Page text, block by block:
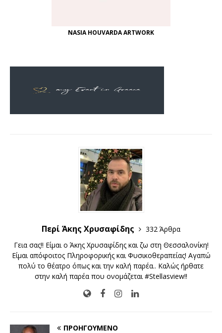
NASIA HOUVARDA ARTWORK
Περί Άκης Χρυσαφίδης
332 Άρθρα
Γεια σας!! Είμαι ο Άκης Χρυσαφίδης και ζω στη Θεσσαλονίκη!
Είμαι απόφοιτος Πληροφορικής και Φυσικοθεραπείας! Αγαπώ
πολύ το θέατρο όπως και την καλή παρέα.. Καλώς ήρθατε
στην καλή παρέα που ονομάζεται #Stellasview!!
ΠΡΟΗΓΟΎΜΕΝΟ